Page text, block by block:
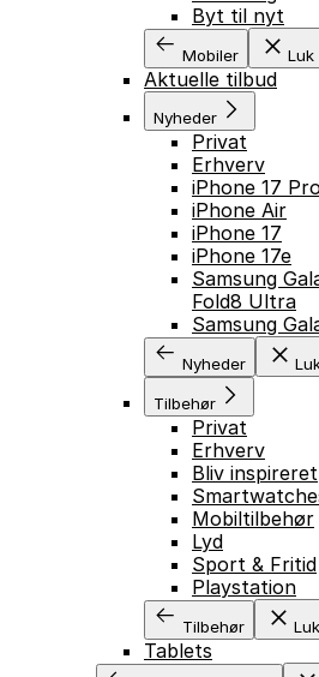
Byt til nyt
Mobiler Luk
Aktuelle tilbud
Nyheder
Privat
Erhverv
iPhone 17
iPhone Air
iPhone 17
iPhone 17e
Samsung
Fold8 Ultra
Samsung
Nyheder
Tilbehør
Privat
Erhverv
Bliv inspireret
Mobiltilbehør
Lyd
Sport & Fritid
Playstation
Tilbehør Luk
Tablets